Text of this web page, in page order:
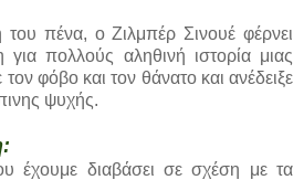
πένα, ο Ζιλμπέρ Σινουέ φέρνει
πολλούς αληθινή ιστορία μιας
φόβο και τον θάνατο και ανέδειξε
ψυχής.
έχουμε διαβάσει σε σχέση με τα